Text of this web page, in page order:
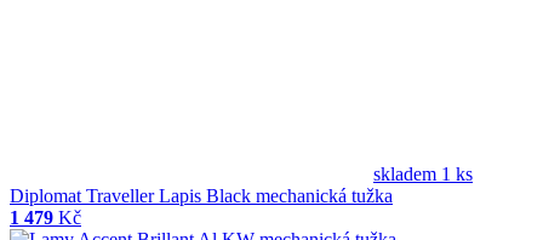
skladem 1 ks
Diplomat Traveller Lapis Black mechanická tužka
1 479 Kč